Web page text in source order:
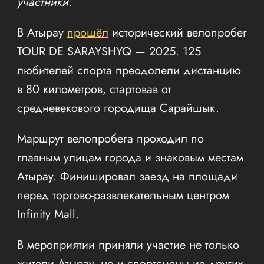
В Атыраупрошёлисторический велопробег
TOUR DE SARAYSHYQ — 2025. 125
любителей спорта преодолели дистанцию
в 80 километров, стартовав от
средневекового городища Сарайшык.
Маршрут велопробега проходил по
главным улицам города и знаковым местам
Атырау. Финишировал заезд на площади
перед торгово-развлекательным центром
Infinity Mall.
В мероприятии приняли участие не только